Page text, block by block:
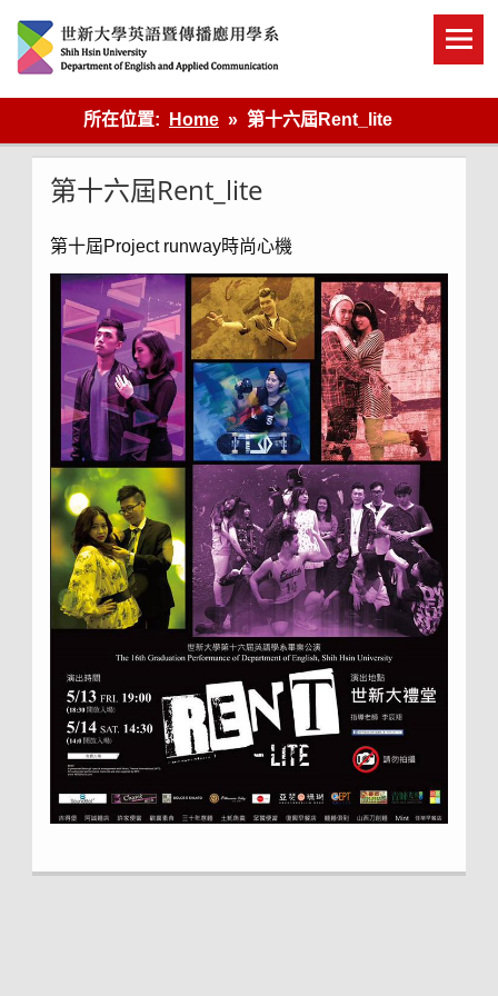
content
英語傳播
所在位置:
Home 第十六屆Rent_lite
第十六屆Rent_lite
第十屆Project runway時尚心機